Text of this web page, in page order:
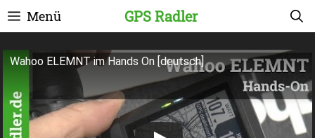
Zum
Inhalt
springen
GPS Radler
Menü
Wahoo ELEMNT im Hands On [deutsch]